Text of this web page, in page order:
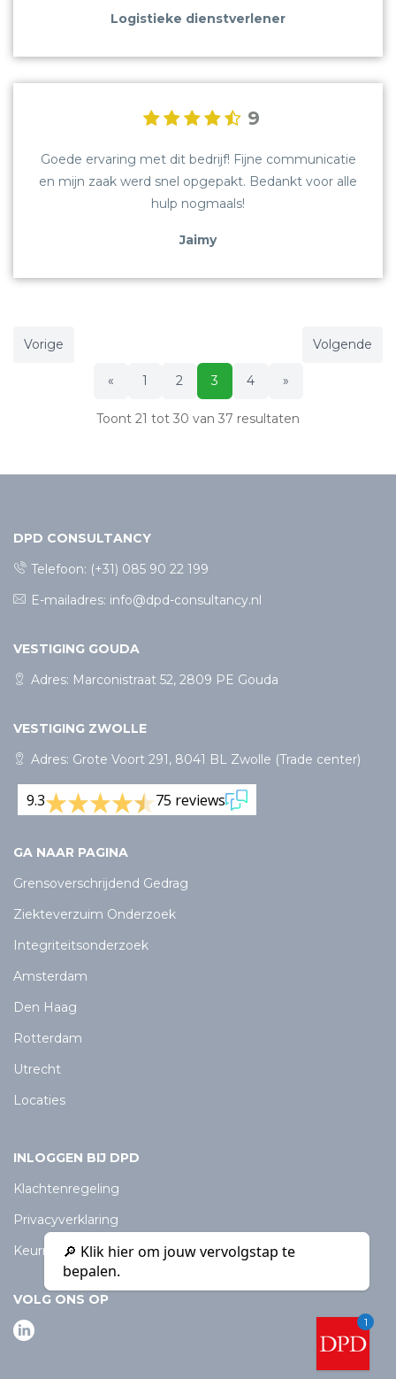
Logistieke dienstverlener
9
Goede ervaring met dit bedrijf! Fijne communicatie
en mijn zaak werd snel opgepakt. Bedankt voor alle
hulp nogmaals!
Jaimy
Vorige Volgende
« 1 2 3 4 »
Toont 21 tot 30 van 37 resultaten
DPD CONSULTANCY
Telefoon: (+31) 085 90 22 199
E-mailadres: info@dpd-consultancy.nl
VESTIGING GOUDA
Adres: Marconistraat 52, 2809 PE Gouda
VESTIGING ZWOLLE
Adres: Grote Voort 291, 8041 BL Zwolle (Trade center)
9.3 75 reviews
GA NAAR PAGINA
Grensoverschrijdend Gedrag
Ziekteverzuim Onderzoek
Integriteitsonderzoek
Amsterdam
Den Haag
Rotterdam
Utrecht
Locaties
INLOGGEN BIJ DPD
Klachtenregeling
Privacyverklaring
Keurmerk Particulier Onderzoeksbureau
VOLG ONS OP
🔎 Klik hier om jouw vervolgstap te
bepalen.
1